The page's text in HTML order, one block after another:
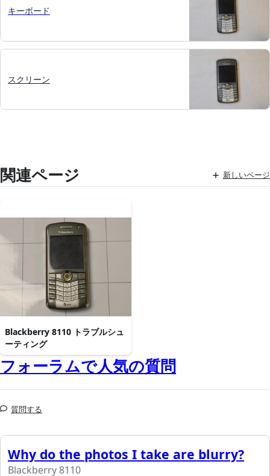
キーボード
スクリーン
関連ページ 新しいページ
Blackberry 8110 トラブルシュ
ーティング
フォーラムで人気の質問
質問する
Why do the photos I take are blurry?
Blackberry 8110